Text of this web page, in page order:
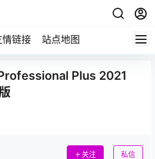
情链接 站点地图
Plus 2021
关注 私信